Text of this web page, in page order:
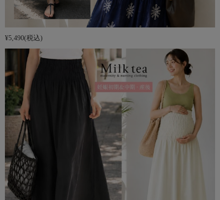
¥5,490(税込)